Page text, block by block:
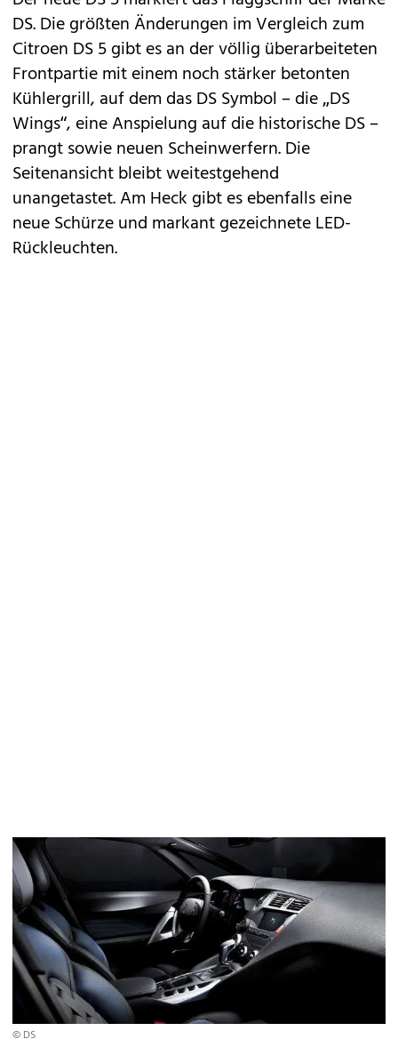
DS. Die größten Änderungen im Vergleich zum
Citroen DS 5gibt es an der völlig überarbeiteten
Frontpartie mit einem noch stärker betonten
Kühlergrill, auf dem das DS Symbol – die „DS
Wings“, eine Anspielung auf die historische DS –
prangt sowie neuen Scheinwerfern. Die
Seitenansicht bleibt weitestgehend
unangetastet. Am Heck gibt es ebenfalls eine
neue Schürze und markant gezeichnete LED-
Rückleuchten.
© DS